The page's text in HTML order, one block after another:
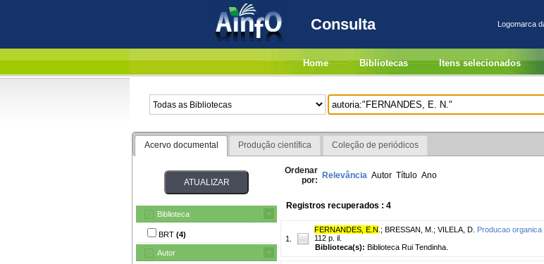
Consulta Logomarca
Home Bibliotecas Itens selecionados
Acervo documental Produção científica Coleção de periódicos
Biblioteca
BRT (4)
Autor
Ordenar
por: Relevância Autor Título Ano
Registros recuperados : 4
1.
FERNANDES, E.N ; BRESSAN, M. ; VILELA, D. Producao organica
112 p. il.
Biblioteca(s): Biblioteca Rui Tendinha.